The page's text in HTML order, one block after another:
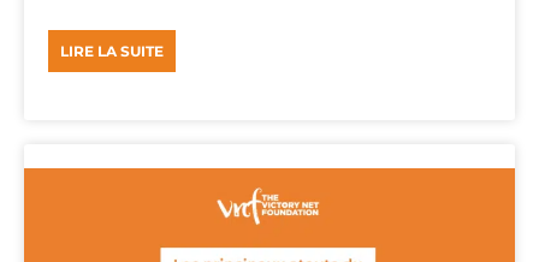
LIRE LA SUITE